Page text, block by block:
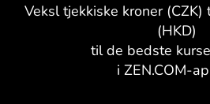
Veksl tjekkiske kroner
(HKD)
til de bedste
i ZEN.COM-